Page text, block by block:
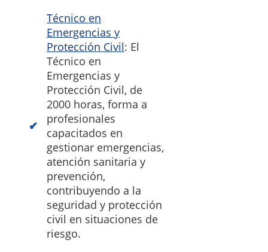
Técnico en
Emergencias y
Protección Civil: El
Técnico en
Emergencias y
Protección Civil, de
2000 horas, forma a
profesionales
capacitados en
gestionar emergencias,
atención sanitaria y
prevención,
contribuyendo a la
seguridad y protección
civil en situaciones de
riesgo.